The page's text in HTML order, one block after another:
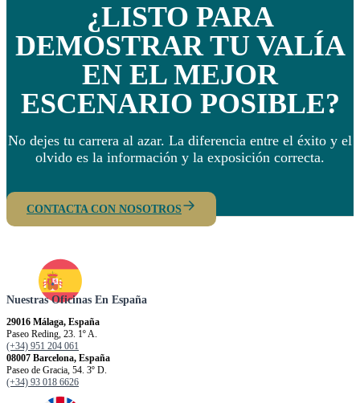
¿LISTO PARA
DEMOSTRAR TU VALÍA
EN EL MEJOR
ESCENARIO POSIBLE?
No dejes tu carrera al azar. La diferencia entre el éxito y el
olvido es la información y la exposición correcta.
CONTACTA CON NOSOTROS
Nuestras Oficinas En España
29016 Málaga, España
Paseo Reding, 23. 1º A.
(+34) 951 204 061
08007 Barcelona, España
Paseo de Gracia, 54. 3º D.
(+34) 93 018 6626